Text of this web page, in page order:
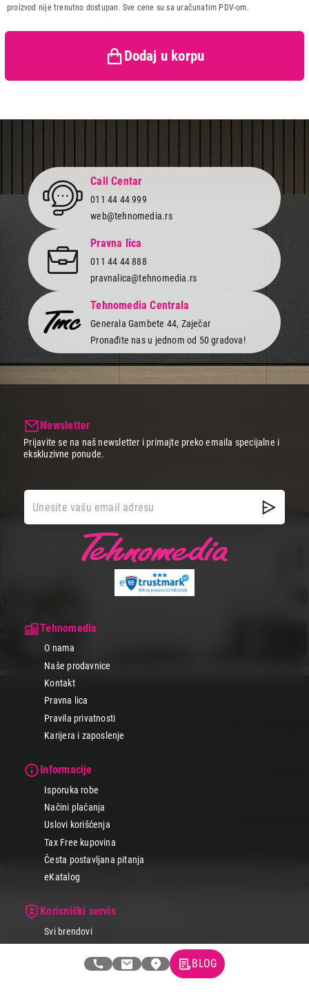
Zemlja porekla:
KINA
Prava potrošača:
Zagarantovana sva prava
zaštiti potrošača
proizvod nije trenutno dostupan. Sve cene su sa uračunatim PDV-om.
Dodaj u korpu
Nastavi kupovinu
Završi kupovinu
Call Centar
011 44 44 999
web@tehnomedia.rs
Pravna lica
011 44 44 888
pravnalica@tehnomedia.rs
Tehnomedia Centrala
Generala Gambete 44, Zaječar
Pronađite nas u jednom od 50 gradova!
Tehnomedia
O nama
Naše prodavnice
Kontakt
Pravna lica
Pravila privatnosti
Karijera i zaposlenje
Informacije
Isporuka robe
Načini plaćanja
Uslovi korišćenja
Tax Free kupovina
Česta postavljana pitanja
eKatalog
Korisnički servis
Svi brendovi
Reklamacije i servis
Newsletter
Prijavite se na naš newsletter i primajte preko emaila specijalne i
ekskluzivne ponude.
BLOG